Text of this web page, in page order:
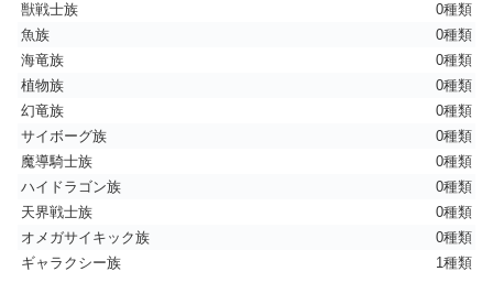
獣戦士族
0種類
魚族
0種類
海竜族
0種類
植物族
0種類
幻竜族
0種類
サイボーグ族
0種類
魔導騎士族
0種類
ハイドラゴン族
0種類
天界戦士族
0種類
オメガサイキック族
0種類
ギャラクシー族
1種類